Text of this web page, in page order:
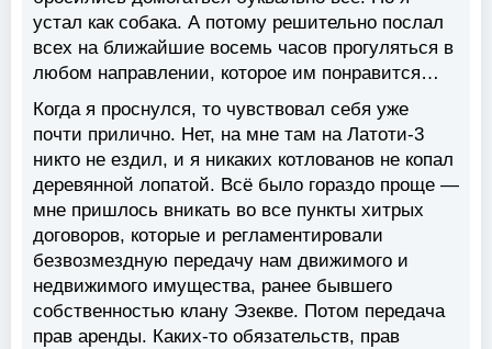
устал как собака. А потому решительно послал
всех на ближайшие восемь часов прогуляться в
любом направлении, которое им понравится…
Когда я проснулся, то чувствовал себя уже
почти прилично. Нет, на мне там на Латоти-3
никто не ездил, и я никаких котлованов не копал
деревянной лопатой. Всё было гораздо проще —
мне пришлось вникать во все пункты хитрых
договоров, которые и регламентировали
безвозмездную передачу нам движимого и
недвижимого имущества, ранее бывшего
собственностью клану Эзекве. Потом передача
прав аренды. Каких-то обязательств, прав